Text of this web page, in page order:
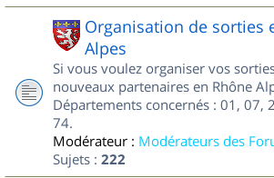
Organisation de sorties
Alpes
Si vous voulez organiser vos
nouveaux partenaires en Rhône
Départements concernés : 01, 07,
74.
Modérateur : Modérateurs des
Sujets : 222